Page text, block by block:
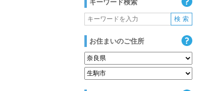
キーワード検索
お住まいのご住所